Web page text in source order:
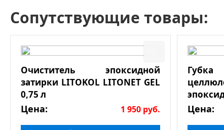
Сопутствующие товары:
Очиститель эпоксидной
затирки LITOKOL LITONET GEL
0,75 л
Цена: 1 950 руб. Цена: